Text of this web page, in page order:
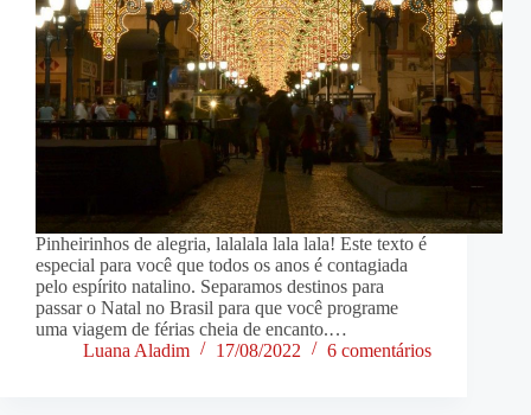
Pinheirinhos de alegria, lalalala lala lala! Este texto é
especial para você que todos os anos é contagiada
pelo espírito natalino. Separamos destinos para
passar o Natal no Brasil para que você programe
uma viagem de férias cheia de encanto.…
Luana Aladim
17/08/2022 6 comentários